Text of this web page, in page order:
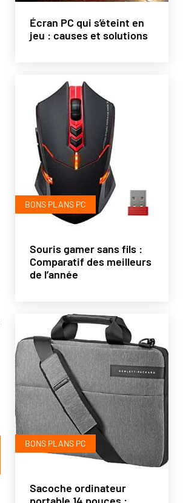
Écran PC qui s’éteint en
jeu : causes et solutions
BONS PLANS PC
Souris gamer sans fils :
Comparatif des meilleurs
de l’année
BONS PLANS PC
Sacoche ordinateur